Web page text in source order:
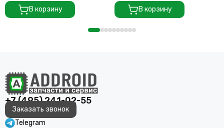
В корзину В корзину
+7 (495) 241-02-55
Заказать звонок
Telegram